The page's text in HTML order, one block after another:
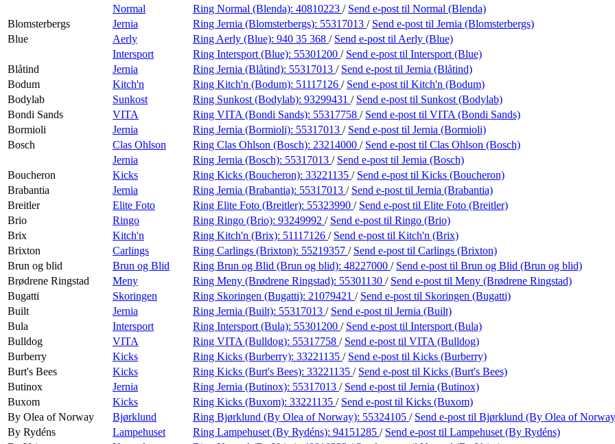
Normal
Ring Normal (Blenda): 40810223 / Send e-post til Normal (Blenda)
Blomsterbergs
Jernia Ring Jernia (Blomsterbergs): 55317013 / Send e-post til Jernia (Blomsterbergs)
Blue
Aerly Ring Aerly (Blue): 940 35 368 / Send e-post til Aerly (Blue)
Intersport
Ring Intersport (Blue): 55301200 / Send e-post til Intersport (Blue)
Blåtind
Jernia Ring Jernia (Blåtind): 55317013 / Send e-post til Jernia (Blåtind)
Bodum
Kitch'n Ring Kitch'n (Bodum): 51117126 / Send e-post til Kitch'n (Bodum)
Bodylab
Sunkost Ring Sunkost (Bodylab): 93299431 / Send e-post til Sunkost (Bodylab)
Bondi Sands
VITA Ring VITA (Bondi Sands): 55317758 / Send e-post til VITA (Bondi Sands)
Bormioli
Jernia Ring Jernia (Bormioli): 55317013 / Send e-post til Jernia (Bormioli)
Bosch
Clas Ohlson Ring Clas Ohlson (Bosch): 23214000 / Send e-post til Clas Ohlson (Bosch)
Jernia
Ring Jernia (Bosch): 55317013 / Send e-post til Jernia (Bosch)
Boucheron
Kicks Ring Kicks (Boucheron): 33221135 / Send e-post til Kicks (Boucheron)
Brabantia
Jernia Ring Jernia (Brabantia): 55317013 / Send e-post til Jernia (Brabantia)
Breitler
Elite Foto Ring Elite Foto (Breitler): 55323990 / Send e-post til Elite Foto (Breitler)
Brio
Ringo Ring Ringo (Brio): 93249992 / Send e-post til Ringo (Brio)
Brix
Kitch'n Ring Kitch'n (Brix): 51117126 / Send e-post til Kitch'n (Brix)
Brixton
Carlings Ring Carlings (Brixton): 55219357 / Send e-post til Carlings (Brixton)
Brun og blid
Brun og Blid Ring Brun og Blid (Brun og blid): 48227000 / Send e-post til Brun og Blid (Brun og blid)
Brødrene Ringstad
Meny Ring Meny (Brødrene Ringstad): 55301130 / Send e-post til Meny (Brødrene Ringstad)
Bugatti
Skoringen Ring Skoringen (Bugatti): 21079421 / Send e-post til Skoringen (Bugatti)
Built
Jernia Ring Jernia (Built): 55317013 / Send e-post til Jernia (Built)
Bula
Intersport Ring Intersport (Bula): 55301200 / Send e-post til Intersport (Bula)
Bulldog
VITA Ring VITA (Bulldog): 55317758 / Send e-post til VITA (Bulldog)
Burberry
Kicks Ring Kicks (Burberry): 33221135 / Send e-post til Kicks (Burberry)
Burt's Bees
Kicks Ring Kicks (Burt's Bees): 33221135 / Send e-post til Kicks (Burt's Bees)
Butinox
Jernia Ring Jernia (Butinox): 55317013 / Send e-post til Jernia (Butinox)
Buxom
Kicks Ring Kicks (Buxom): 33221135 / Send e-post til Kicks (Buxom)
By Olea of Norway
Bjørklund Ring Bjørklund (By Olea of Norway): 55324105 / Send e-post til Bjørklund (By Olea of
By Rydéns
Lampehuset Ring Lampehuset (By Rydéns): 94151285 / Send e-post til Lampehuset (By Rydéns)